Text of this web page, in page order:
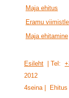
Maja ehitus
Eramu
Maja ehitamine
Esileht | Tel:
201 2
4seina |